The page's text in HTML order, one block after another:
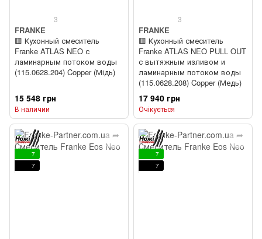
3
FRANKE
🟥 Кухонный смеситель
Franke ATLAS NEO с
ламинарным потоком воды
(115.0628.204) Copper (Мідь)
15 548 грн
В наличии
3
FRANKE
🟥 Кухонный смеситель
Franke ATLAS NEO PULL OUT
с вытяжным изливом и
ламинарным потоком воды
(115.0628.208) Copper (Медь)
17 940 грн
Очікується
7
7
7
7